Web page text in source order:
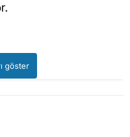
göster